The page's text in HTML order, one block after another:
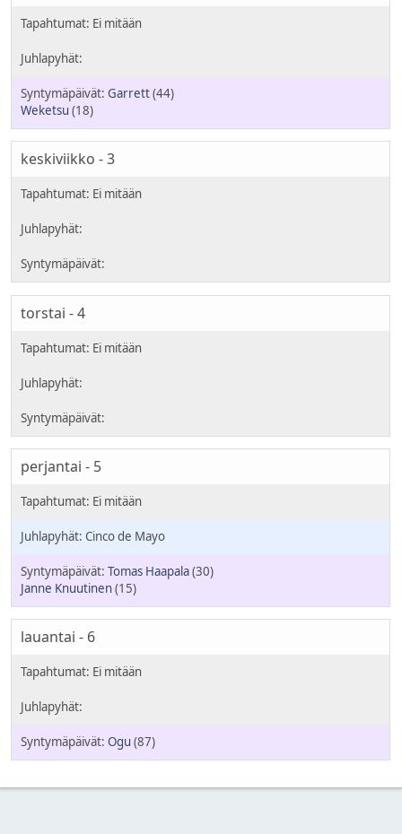
Garrett(44)
Weketsu (18)
keskiviikko - 3
torstai - 4
perjantai - 5
Cinco de Mayo
Tomas Haapala(30)
Janne Knuutinen(15)
lauantai - 6
Ogu (87)